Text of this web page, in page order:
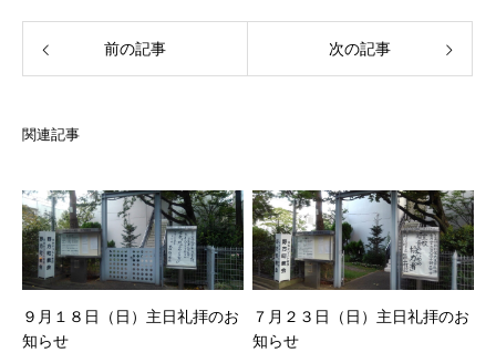
前の記事 次の記事
関連記事
９月１８日（日）主日礼拝のお
知らせ
７月２３日（日）主日礼拝のお
知らせ